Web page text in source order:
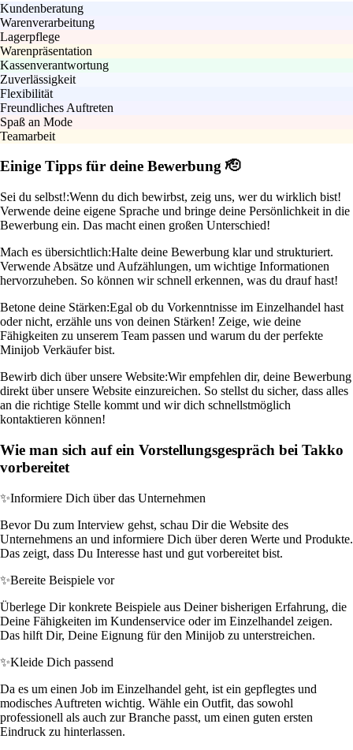
Kundenberatung
Warenverarbeitung
Lagerpflege
Warenpräsentation
Kassenverantwortung
Zuverlässigkeit
Flexibilität
Freundliches Auftreten
Spaß an Mode
Teamarbeit
Einige Tipps für deine Bewerbung 🫡
Sei du selbst!:Wenn du dich bewirbst, zeig uns, wer du wirklich bist!
Verwende deine eigene Sprache und bringe deine Persönlichkeit in die
Bewerbung ein. Das macht einen großen Unterschied!
Mach es übersichtlich:Halte deine Bewerbung klar und strukturiert.
Verwende Absätze und Aufzählungen, um wichtige Informationen
hervorzuheben. So können wir schnell erkennen, was du drauf hast!
Betone deine Stärken:Egal ob du Vorkenntnisse im Einzelhandel hast
oder nicht, erzähle uns von deinen Stärken! Zeige, wie deine
Fähigkeiten zu unserem Team passen und warum du der perfekte
Minijob Verkäufer bist.
Bewirb dich über unsere Website:Wir empfehlen dir, deine Bewerbung
direkt über unsere Website einzureichen. So stellst du sicher, dass alles
an die richtige Stelle kommt und wir dich schnellstmöglich
kontaktieren können!
Wie man sich auf ein Vorstellungsgespräch bei Takko
vorbereitet
✨Informiere Dich über das Unternehmen
Bevor Du zum Interview gehst, schau Dir die Website des
Unternehmens an und informiere Dich über deren Werte und Produkte.
Das zeigt, dass Du Interesse hast und gut vorbereitet bist.
✨Bereite Beispiele vor
Überlege Dir konkrete Beispiele aus Deiner bisherigen Erfahrung, die
Deine Fähigkeiten im Kundenservice oder im Einzelhandel zeigen.
Das hilft Dir, Deine Eignung für den Minijob zu unterstreichen.
✨Kleide Dich passend
Da es um einen Job im Einzelhandel geht, ist ein gepflegtes und
modisches Auftreten wichtig. Wähle ein Outfit, das sowohl
professionell als auch zur Branche passt, um einen guten ersten
Eindruck zu hinterlassen.